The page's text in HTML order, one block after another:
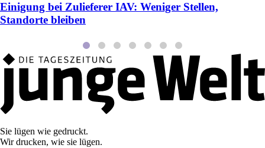
Einigung bei Zulieferer IAV: Weniger Stellen,
Standorte bleiben
Sie lügen wie gedruckt.
Wir drucken, wie sie lügen.